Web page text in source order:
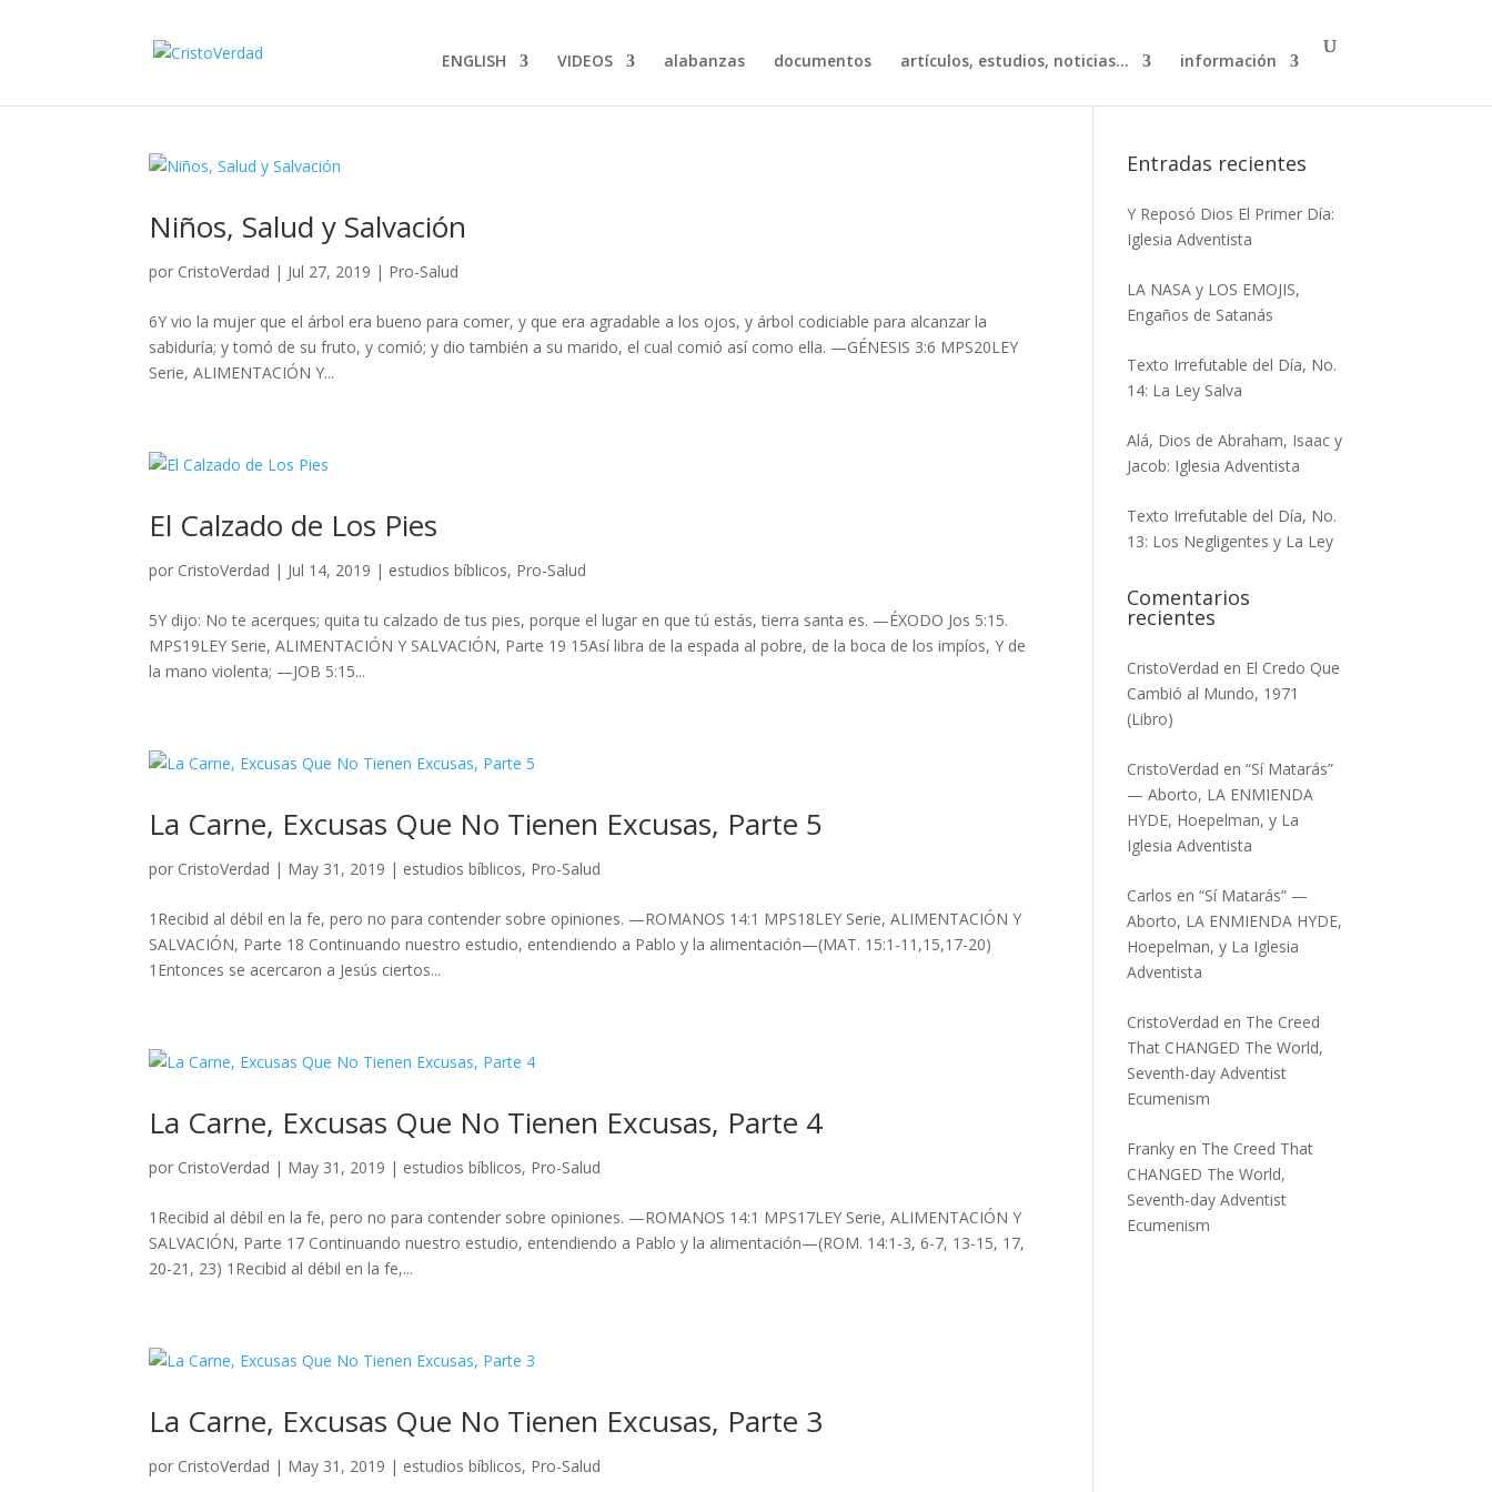
ENGLISH VIDEOS alabanzas documentos artículos, estudios, noticias… información
Niños, Salud y Salvación
por CristoVerdad | Jul 27, 2019 | Pro-Salud
6Y vio la mujer que el árbol era bueno para comer, y que era agradable a los ojos, y árbol codiciable para alcanzar la
sabiduría; y tomó de su fruto, y comió; y dio también a su marido, el cual comió así como ella. —GÉNESIS 3:6 MPS20LEY
Serie, ALIMENTACIÓN Y...
El Calzado de Los Pies
por CristoVerdad | Jul 14, 2019 | estudios bíblicos, Pro-Salud
5Y dijo: No te acerques; quita tu calzado de tus pies, porque el lugar en que tú estás, tierra santa es. —ÉXODO Jos 5:15.
MPS19LEY Serie, ALIMENTACIÓN Y SALVACIÓN, Parte 19 15Así libra de la espada al pobre, de la boca de los impíos, Y de
la mano violenta; —JOB 5:15...
La Carne, Excusas Que No Tienen Excusas, Parte 5
por CristoVerdad | May 31, 2019 | estudios bíblicos, Pro-Salud
1Recibid al débil en la fe, pero no para contender sobre opiniones. —ROMANOS 14:1 MPS18LEY Serie, ALIMENTACIÓN Y
SALVACIÓN, Parte 18 Continuando nuestro estudio, entendiendo a Pablo y la alimentación—(MAT. 15:1-11,15,17-20)
1Entonces se acercaron a Jesús ciertos...
La Carne, Excusas Que No Tienen Excusas, Parte 4
por CristoVerdad | May 31, 2019 | estudios bíblicos, Pro-Salud
1Recibid al débil en la fe, pero no para contender sobre opiniones. —ROMANOS 14:1 MPS17LEY Serie, ALIMENTACIÓN Y
SALVACIÓN, Parte 17 Continuando nuestro estudio, entendiendo a Pablo y la alimentación—(ROM. 14:1-3, 6-7, 13-15, 17,
20-21, 23) 1Recibid al débil en la fe,...
La Carne, Excusas Que No Tienen Excusas, Parte 3
por CristoVerdad | May 31, 2019 | estudios bíblicos, Pro-Salud
Entradas recientes
Y Reposó Dios El Primer Día:
Iglesia Adventista
LA NASA y LOS EMOJIS,
Engaños de Satanás
Texto Irrefutable del Día, No.
14: La Ley Salva
Alá, Dios de Abraham, Isaac y
Jacob: Iglesia Adventista
Texto Irrefutable del Día, No.
13: Los Negligentes y La Ley
Comentarios
recientes
CristoVerdad en El Credo Que
Cambió al Mundo, 1971
(Libro)
CristoVerdad en“Sí Matarás”
— Aborto, LA ENMIENDA
HYDE, Hoepelman, y La
Iglesia Adventista
Carlos en“Sí Matarás” —
Aborto, LA ENMIENDA HYDE,
Hoepelman, y La Iglesia
Adventista
CristoVerdad en The Creed
That CHANGED The World,
Seventh-day Adventist
Ecumenism
Franky en The Creed That
CHANGED The World,
Seventh-day Adventist
Ecumenism